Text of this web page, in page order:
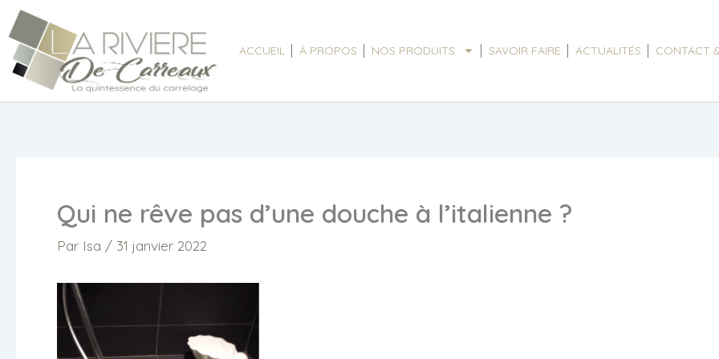
Aller
au
contenu
ACCUEIL À PROPOS NOS PRODUITS SAVOIR FAIRE ACTUALITÉS CONTACT
Qui ne rêve pas d’une douche à l’italienne ?
Par Isa / 31 janvier 2022